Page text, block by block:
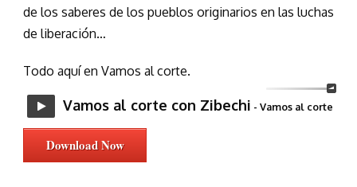
de los saberes de los pueblos originarios en las luchas
de liberación…
Todo aquí en Vamos al corte.
Vamos al corte con Zibechi - Vamos al corte
Download Now